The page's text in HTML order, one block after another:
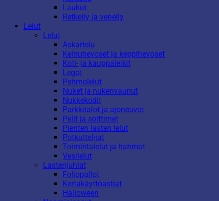
Laukut
Retkeily ja veneily
Lelut
Lelut
Askartelu
Keinuhevoset ja keppihevoset
Koti- ja kauppaleikit
Legot
Pehmolelut
Nuket ja nukenvaunut
Nukkekodit
Parkkitalot ja ajoneuvot
Pelit ja soittimet
Pienten lasten lelut
Potkuttelijat
Toimintalelut ja hahmot
Vesilelut
Lastenjuhlat
Foliopallot
Kertakäyttöastiat
Halloween